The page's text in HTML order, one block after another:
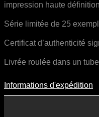
impression haute
Série limitée de 25
Certificat d’authenticité
Livrée roulée dans un
Informations
Informations d'expédition